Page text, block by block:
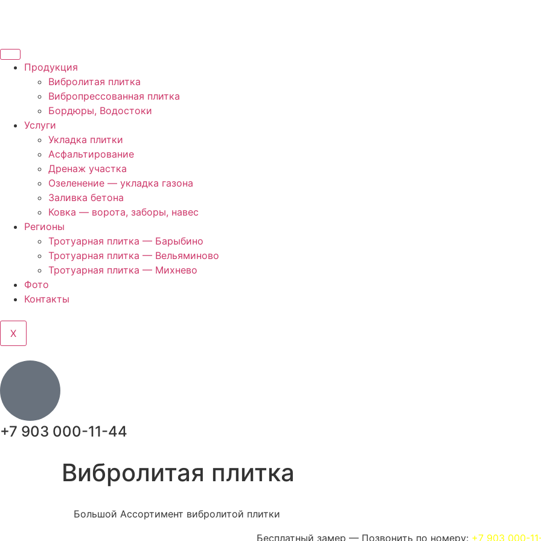
Продукция
Вибролитая плитка
Вибропрессованная плитка
Бордюры, Водостоки
Услуги
Укладка плитки
Асфальтирование
Дренаж участка
Озеленение — укладка газона
Заливка бетона
Ковка — ворота, заборы, навес
Регионы
Тротуарная плитка — Барыбино
Тротуарная плитка — Вельяминово
Тротуарная плитка — Михнево
Фото
Контакты
X
+7 903 000-11-44
Вибролитая плитка
Большой Ассортимент вибролитой плитки
Бесплатный замер — Позвонить по номеру: +7 903 000-